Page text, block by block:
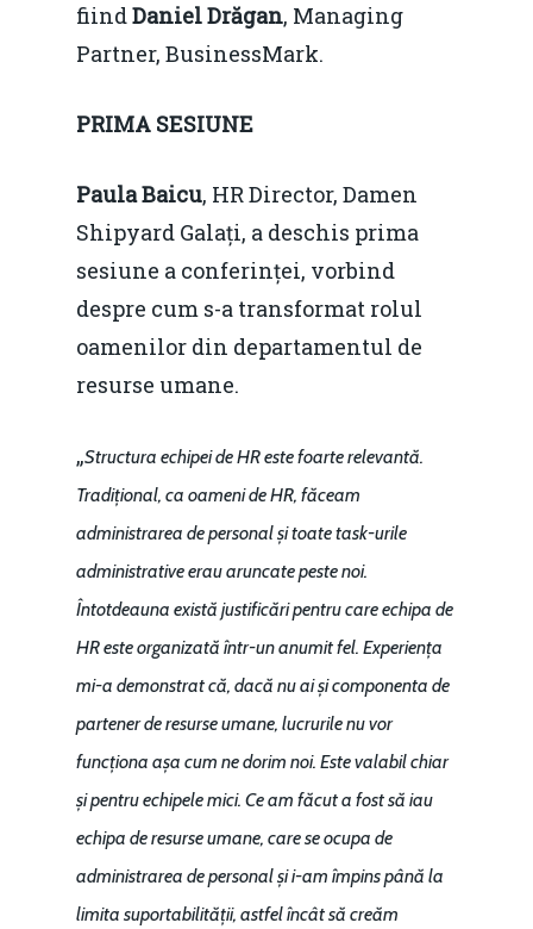
fiindDaniel Drăgan, Managing
Partner, BusinessMark.
PRIMA SESIUNE
Paula Baicu, HR Director, Damen
Shipyard Galați, a deschis prima
sesiune a conferinței, vorbind
despre cum s-a transformat rolul
oamenilor din departamentul de
resurse umane.
„Structura echipei de HR este foarte relevantă.
Tradițional, ca oameni de HR, făceam
administrarea de personal și toate task-urile
administrative erau aruncate peste noi.
Întotdeauna există justificări pentru care echipa de
HR este organizată într-un anumit fel. Experiența
mi-a demonstrat că, dacă nu ai și componenta de
partener de resurse umane, lucrurile nu vor
funcționa așa cum ne dorim noi. Este valabil chiar
și pentru echipele mici. Ce am făcut a fost să iau
echipa de resurse umane, care se ocupa de
administrarea de personal și i-am împins până la
limita suportabilității, astfel încât să creăm